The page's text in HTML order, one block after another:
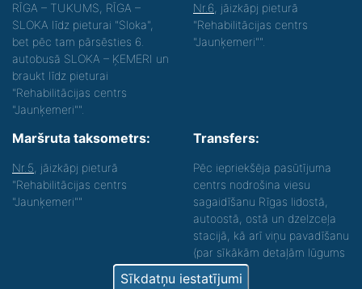
RĪGA – TUKUMS, RĪGA –
SLOKA līdz pieturai "Sloka",
bet pēc tam pārsēsties 6.
autobusā SLOKA – ĶEMERI un
braukt līdz pieturai
"Rehabilitācijas centrs
"Jaunķemeri"".
Nr.6 , jāizkāpj pieturā
"Rehabilitācijas centrs
"Jaunķemeri"".
Maršruta taksometrs:
Nr.5 , jāizkāpj pieturā
"Rehabilitācijas centrs
"Jaunķemeri""
Transfers:
Pēc iepriekšēja pasūtījuma
centrs nodrošina viesu
sagaidīšanu Rīgas lidostā,
autoostā, ostā un dzelzceļa
stacijā, kā arī viņu pavadīšanu
(par sīkākām detaļām lūgums
zvanīt).
Sīkdatņu iestatījumi